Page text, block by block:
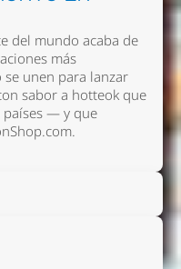
del mundo acaba de
más
se unen para lanzar
sabor a hotteok que
países — y que
.